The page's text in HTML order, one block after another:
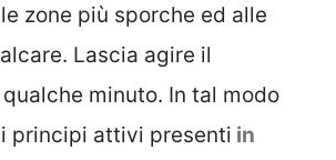
zone più sporche ed alle
Lascia agire il
minuto. In tal modo
principi attivi presenti in